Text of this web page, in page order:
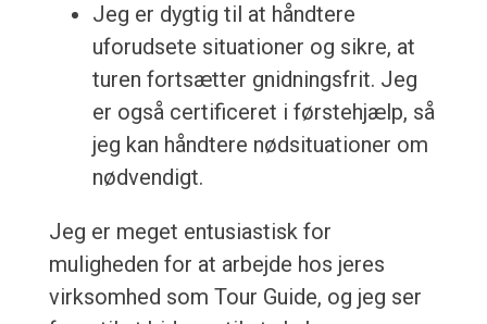
Jeg er dygtig til at håndtere
uforudsete situationer og sikre, at
turen fortsætter gnidningsfrit. Jeg
er også certificeret i førstehjælp, så
jeg kan håndtere nødsituationer om
nødvendigt.
Jeg er meget entusiastisk for
muligheden for at arbejde hos jeres
virksomhed som Tour Guide, og jeg ser